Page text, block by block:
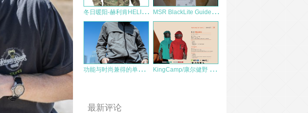
冬
日暖阳-赫利肯HELIKON火枪手软壳小评 M
SR BlackLite Guide Cookset 黑美人
功
能与时尚兼得的单导黑洞夹克简评 K
ingCamp/康尔健野 男女情侣款冲锋衣 两件套户外服装备 测评报告
最新评论